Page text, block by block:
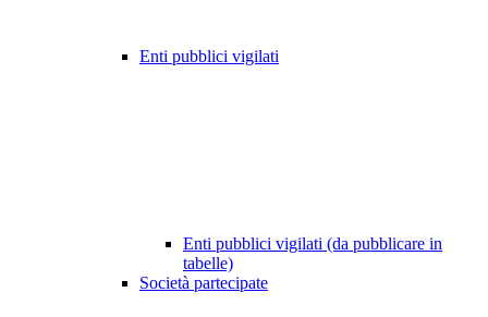
Enti pubblici vigilati
Enti pubblici vigilati (da pubblicare in
tabelle)
Società partecipate